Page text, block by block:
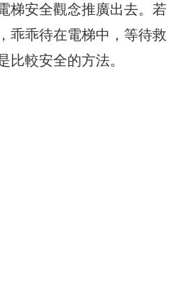
梯安全觀念推廣出去。若
乖乖待在電梯中，等待救
比較安全的方法。